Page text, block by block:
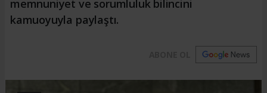
memnuniyet ve sorumluluk bilincini
kamuoyuyla paylaştı.